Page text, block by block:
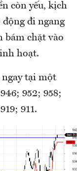
còn yếu, kịch
đi ngang
bám chặt vào
hoạt.
tại một
952; 958;
911.